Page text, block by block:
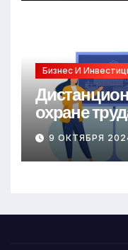
Бизнес И
охране
онлайн
9 ОКТЯБРЯ